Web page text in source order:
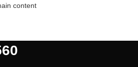
content